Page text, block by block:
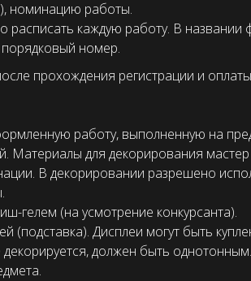
номинацию работы.
расписать каждую работу. В названии
порядковый номер.
прохождения регистрации и оплаты
работу, выполненную на
Материалы для декорирования
В декорировании разрешено
гелем (на усмотрение конкурсанта).
(подставка). Дисплеи могут быть
должен быть